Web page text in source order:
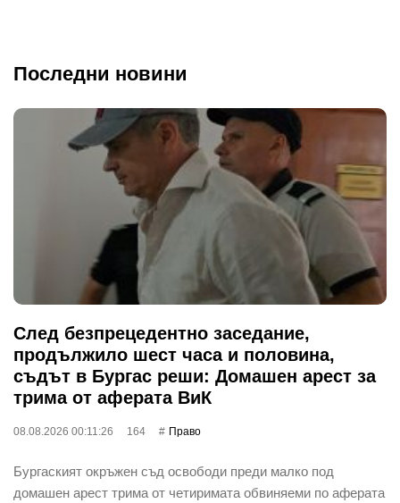
Последни новини
След безпрецедентно заседание,
продължило шест часа и половина,
съдът в Бургас реши: Домашен арест за
трима от аферата ВиК
08.08.2026 00:11:26 164 Право
Бургаският окръжен съд освободи преди малко под
домашен арест трима от четиримата обвиняеми по аферата